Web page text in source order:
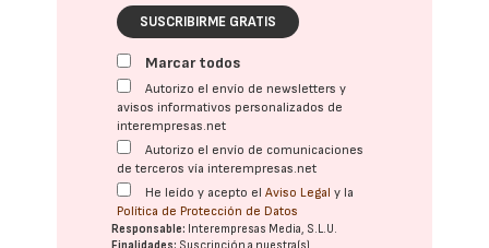
SUSCRIBIRME GRATIS
Marcar todos
Autorizo el envío de newsletters y
avisos informativos personalizados de
interempresas.net
Autorizo el envío de comunicaciones
de terceros vía interempresas.net
He leído y acepto elAviso Legal y la
Política de Protección de Datos
Responsable: Interempresas Media, S.L.U.
Finalidades: Suscripción a nuestra(s)